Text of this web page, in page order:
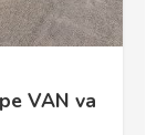
VAN va